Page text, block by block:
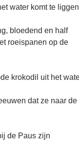
water komt te
bloedend en half
roeispanen op de
krokodil uit het
dat ze naar de
de Paus zijn